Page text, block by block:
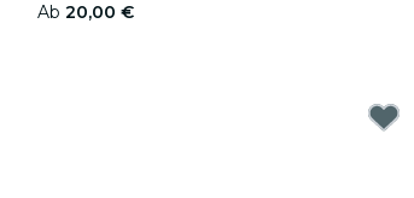
Ab 20,00 €